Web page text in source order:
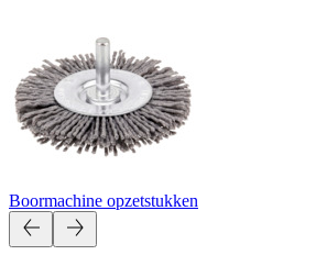
Boormachine opzetstukken